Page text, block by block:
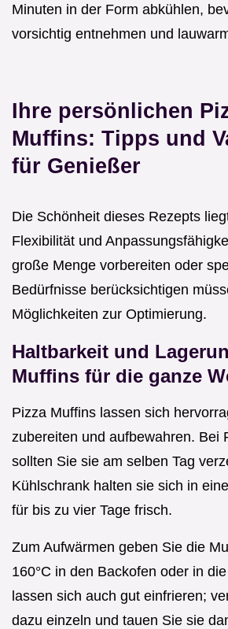
Minuten in der Form abkühlen,
vorsichtig entnehmen und
Ihre persönlichen
Muffins: Tipps und
für Genießer
Die Schönheit dieses Rezepts
Flexibilität und
große Menge vorbereiten oder
Bedürfnisse berücksichtigen
Möglichkeiten zur Optimierung.
Haltbarkeit und
Muffins für die ganze
Pizza Muffins lassen sich
zubereiten und aufbewahren. Bei
sollten Sie sie am selben Tag
Kühlschrank halten sie sich in
für bis zu vier Tage frisch.
Zum Aufwärmen geben Sie die
160°C in den Backofen oder in
lassen sich auch gut einfrieren;
dazu einzeln und tauen Sie sie